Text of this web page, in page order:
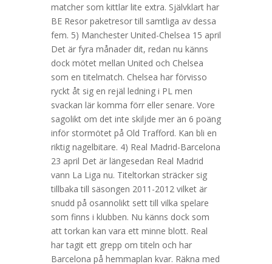
matcher som kittlar lite extra. Självklart har
BE Resor paketresor till samtliga av dessa
fem. 5) Manchester United-Chelsea 15 april
Det är fyra månader dit, redan nu känns
dock mötet mellan United och Chelsea
som en titelmatch. Chelsea har förvisso
ryckt åt sig en rejäl ledning i PL men
svackan lär komma förr eller senare. Vore
sagolikt om det inte skiljde mer än 6 poäng
inför stormötet på Old Trafford. Kan bli en
riktig nagelbitare. 4) Real Madrid-Barcelona
23 april Det är längesedan Real Madrid
vann La Liga nu. Titeltorkan sträcker sig
tillbaka till säsongen 2011-2012 vilket är
snudd på osannolikt sett till vilka spelare
som finns i klubben. Nu känns dock som
att torkan kan vara ett minne blott. Real
har tagit ett grepp om titeln och har
Barcelona på hemmaplan kvar. Räkna med